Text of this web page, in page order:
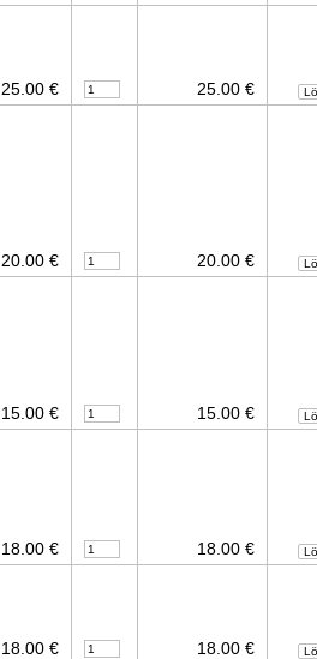
25.00 € 25.00 €
20.00 € 20.00 €
15.00 € 15.00 €
18.00 € 18.00 €
18.00 € 18.00 €